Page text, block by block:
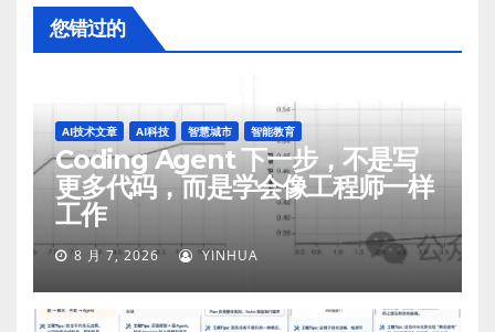
您错过的
AI技术文章 AI科技 智慧城市 智能教育
Coding Agent 下一步，不是写
更多代码，而是学会像工程师一样
工作
8 月 7, 2026 YINHUA